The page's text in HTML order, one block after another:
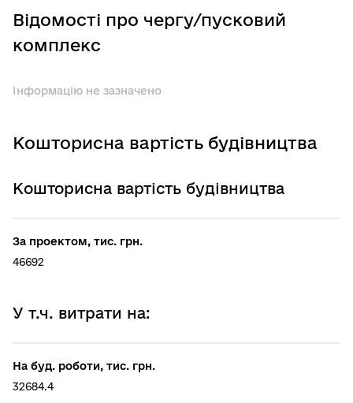
Відомості про чергу/пусковий
комплекс
Інформацію не зазначено
Кошторисна вартість будівництва
Кошторисна вартість будівництва
За проектом, тис. грн.
46692
У т.ч. витрати на:
На буд. роботи, тис. грн.
32684.4